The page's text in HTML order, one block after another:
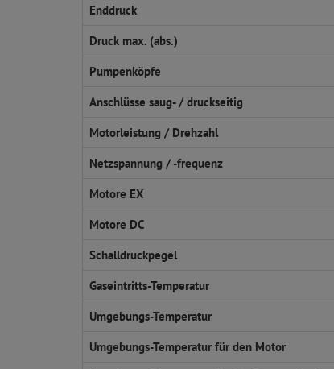
Enddruck
Druck max. (abs.)
Pumpenköpfe
Anschlüsse saug- / druckseitig
Motorleistung / Drehzahl
Netzspannung / -frequenz
Motore EX
Motore DC
Schalldruckpegel
Gaseintritts-Temperatur
Umgebungs-Temperatur
Umgebungs-Temperatur für den Motor